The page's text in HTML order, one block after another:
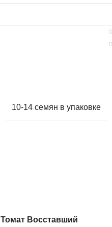
10-14 семян в упаковке
Томат Восставший